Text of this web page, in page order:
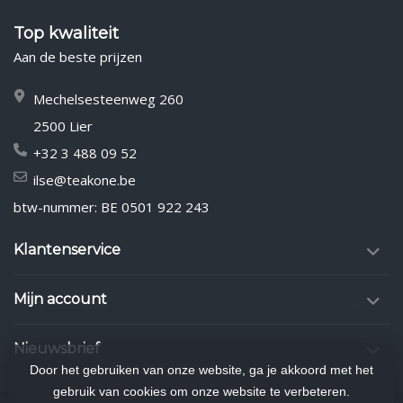
Top kwaliteit
Aan de beste prijzen
Mechelsesteenweg 260
2500 Lier
+32 3 488 09 52
ilse@teakone.be
btw-nummer: BE 0501 922 243
Klantenservice
Mijn account
Nieuwsbrief
Door het gebruiken van onze website, ga je akkoord met het
gebruik van cookies om onze website te verbeteren.